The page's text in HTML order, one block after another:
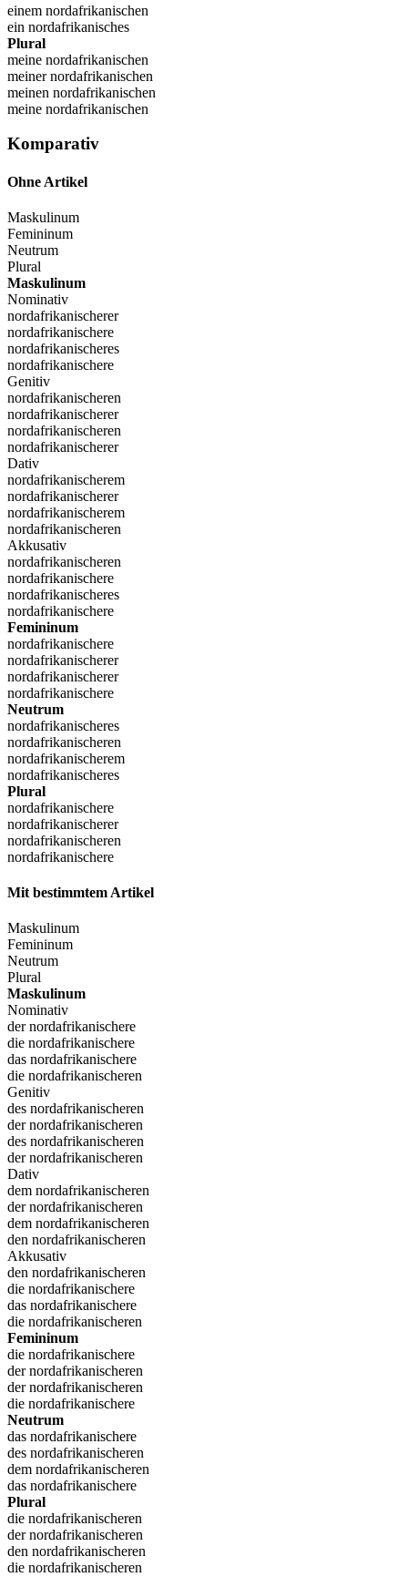
einem nordafrikanischen
ein nordafrikanisches
Plural
meine nordafrikanischen
meiner nordafrikanischen
meinen nordafrikanischen
meine nordafrikanischen
Komparativ
Ohne Artikel
Maskulinum
Femininum
Neutrum
Plural
Maskulinum
Nominativ
nordafrikanischerer
nordafrikanischere
nordafrikanischeres
nordafrikanischere
Genitiv
nordafrikanischeren
nordafrikanischerer
nordafrikanischeren
nordafrikanischerer
Dativ
nordafrikanischerem
nordafrikanischerer
nordafrikanischerem
nordafrikanischeren
Akkusativ
nordafrikanischeren
nordafrikanischere
nordafrikanischeres
nordafrikanischere
Femininum
nordafrikanischere
nordafrikanischerer
nordafrikanischerer
nordafrikanischere
Neutrum
nordafrikanischeres
nordafrikanischeren
nordafrikanischerem
nordafrikanischeres
Plural
nordafrikanischere
nordafrikanischerer
nordafrikanischeren
nordafrikanischere
Mit bestimmtem Artikel
Maskulinum
Femininum
Neutrum
Plural
Maskulinum
Nominativ
der nordafrikanischere
die nordafrikanischere
das nordafrikanischere
die nordafrikanischeren
Genitiv
des nordafrikanischeren
der nordafrikanischeren
des nordafrikanischeren
der nordafrikanischeren
Dativ
dem nordafrikanischeren
der nordafrikanischeren
dem nordafrikanischeren
den nordafrikanischeren
Akkusativ
den nordafrikanischeren
die nordafrikanischere
das nordafrikanischere
die nordafrikanischeren
Femininum
die nordafrikanischere
der nordafrikanischeren
der nordafrikanischeren
die nordafrikanischere
Neutrum
das nordafrikanischere
des nordafrikanischeren
dem nordafrikanischeren
das nordafrikanischere
Plural
die nordafrikanischeren
der nordafrikanischeren
den nordafrikanischeren
die nordafrikanischeren